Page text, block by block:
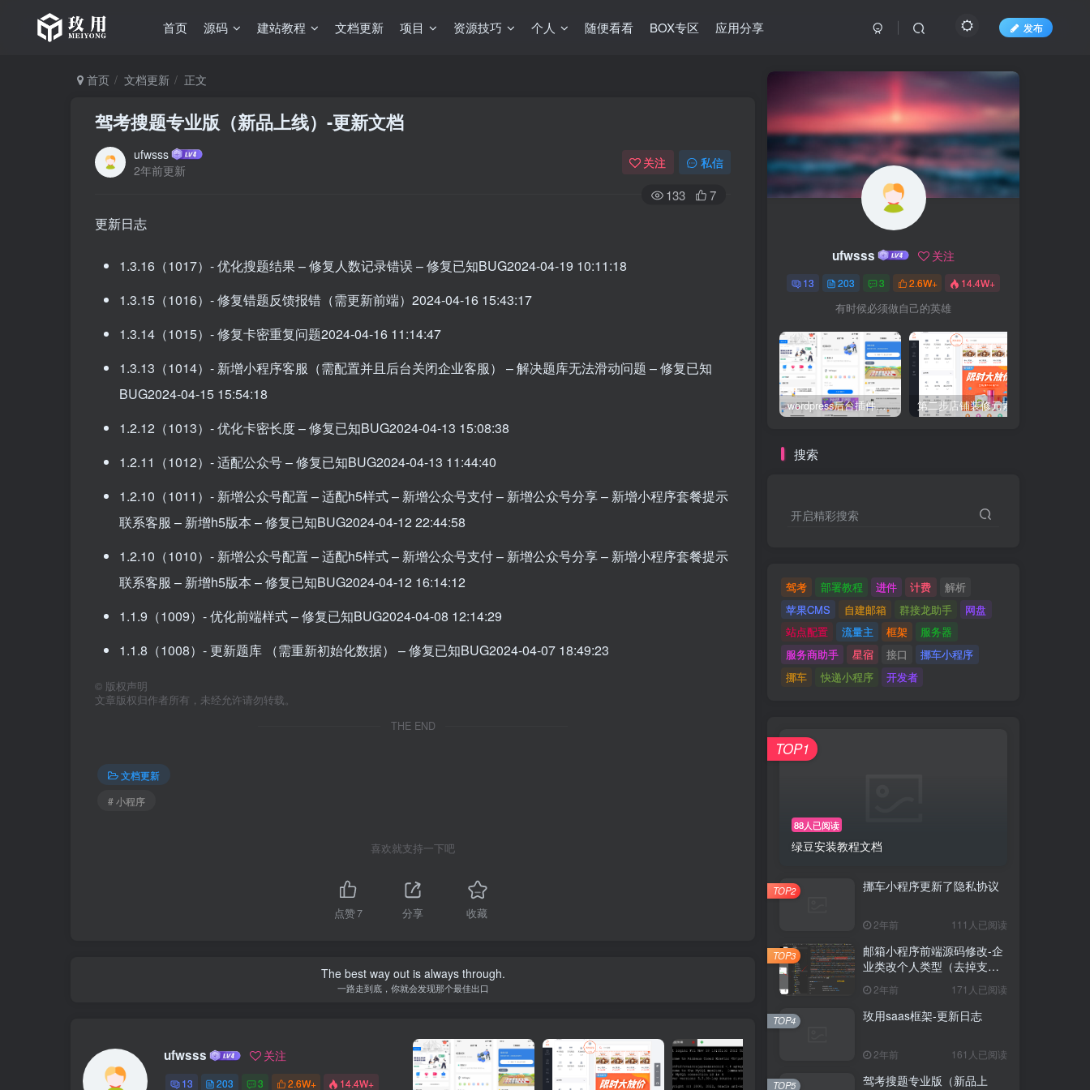
首页 源码 建站教程 文档更新 项目 资源技巧 个人 随便看看 BOX专区 应用分享 发布
首页 文档更新 正文
驾考搜题专业版（新品上线）-更新文档
ufwsss
2年前更新
关注 私信
133 7
更新日志
1.3.16（1017）- 优化搜题结果 – 修复人数记录错误 – 修复已知BUG2024-04-19 10:11:18
1.3.15（1016）- 修复错题反馈报错（需更新前端）2024-04-16 15:43:17
1.3.14（1015）- 修复卡密重复问题2024-04-16 11:14:47
1.3.13（1014）- 新增小程序客服（需配置并且后台关闭企业客服） – 解决题库无法滑动问题 – 修复已知
BUG2024-04-15 15:54:18
1.2.12（1013）- 优化卡密长度 – 修复已知BUG2024-04-13 15:08:38
1.2.11（1012）- 适配公众号 – 修复已知BUG2024-04-13 11:44:40
1.2.10（1011）- 新增公众号配置 – 适配h5样式 – 新增公众号支付 – 新增公众号分享 – 新增小程序套餐提示
联系客服 – 新增h5版本 – 修复已知BUG2024-04-12 22:44:58
1.2.10（1010）- 新增公众号配置 – 适配h5样式 – 新增公众号支付 – 新增公众号分享 – 新增小程序套餐提示
联系客服 – 新增h5版本 – 修复已知BUG2024-04-12 16:14:12
1.1.9（1009）- 优化前端样式 – 修复已知BUG2024-04-08 12:14:29
1.1.8（1008）- 更新题库 （需重新初始化数据） – 修复已知BUG2024-04-07 18:49:23
© 版权声明
文章版权归作者所有，未经允许请勿转载。
THE END
文档更新
# 小程序
喜欢就支持一下吧
点赞7 分享 收藏
The best way out is always through.
一路走到底，你就会发现那个最佳出口
ufwsss 关注
13 203 3 2.6W+ 14.4W+
ufwsss 关注
13 203 3 2.6W+ 14.4W+
有时候必须做自己的英雄
wordpress后台插件星宿V2.X-V3小程序搭建教程(备忘）
搜索
开启精彩搜索
驾考 部署教程 进件 计费
解析
苹果CMS
自建邮箱 群接龙助手
网盘
站点配置
流量主 框架
服务器
服务商助手
星宿 接口
挪车小程序
挪车
快递小程序 开发者
88人已阅读
绿豆安装教程文档
TOP1
挪车小程序更新了隐私协议
2年前 111人已阅读
TOP2
邮箱小程序前端源码修改-企
业类改个人类型（去掉支持
2年前 171人已阅读
TOP3
玫用saas框架-更新日志
2年前 161人已阅读
TOP4
驾考搜题专业版（新品上
TOP5